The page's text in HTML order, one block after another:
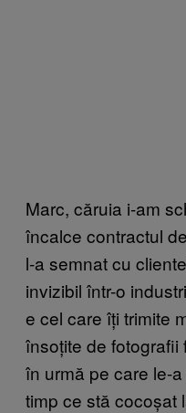
Marc, căruia i-am
încalce contractul
l-a semnat cu
invizibil într-o
e cel care îți trimite
însoțite de fotografii
în urmă pe care le-
timp ce stă cocoșat